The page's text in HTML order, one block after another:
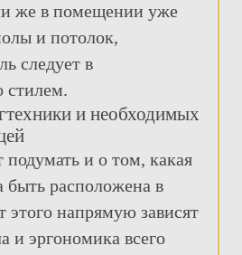
же в помещении уже
и потолок,
следует в
стилем.
и необходимых
подумать и о том, какая
быть расположена в
этого напрямую зависят
и эргономика всего